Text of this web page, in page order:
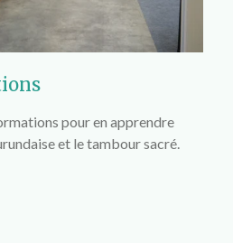
pour en apprendre
et le tambour sacré.